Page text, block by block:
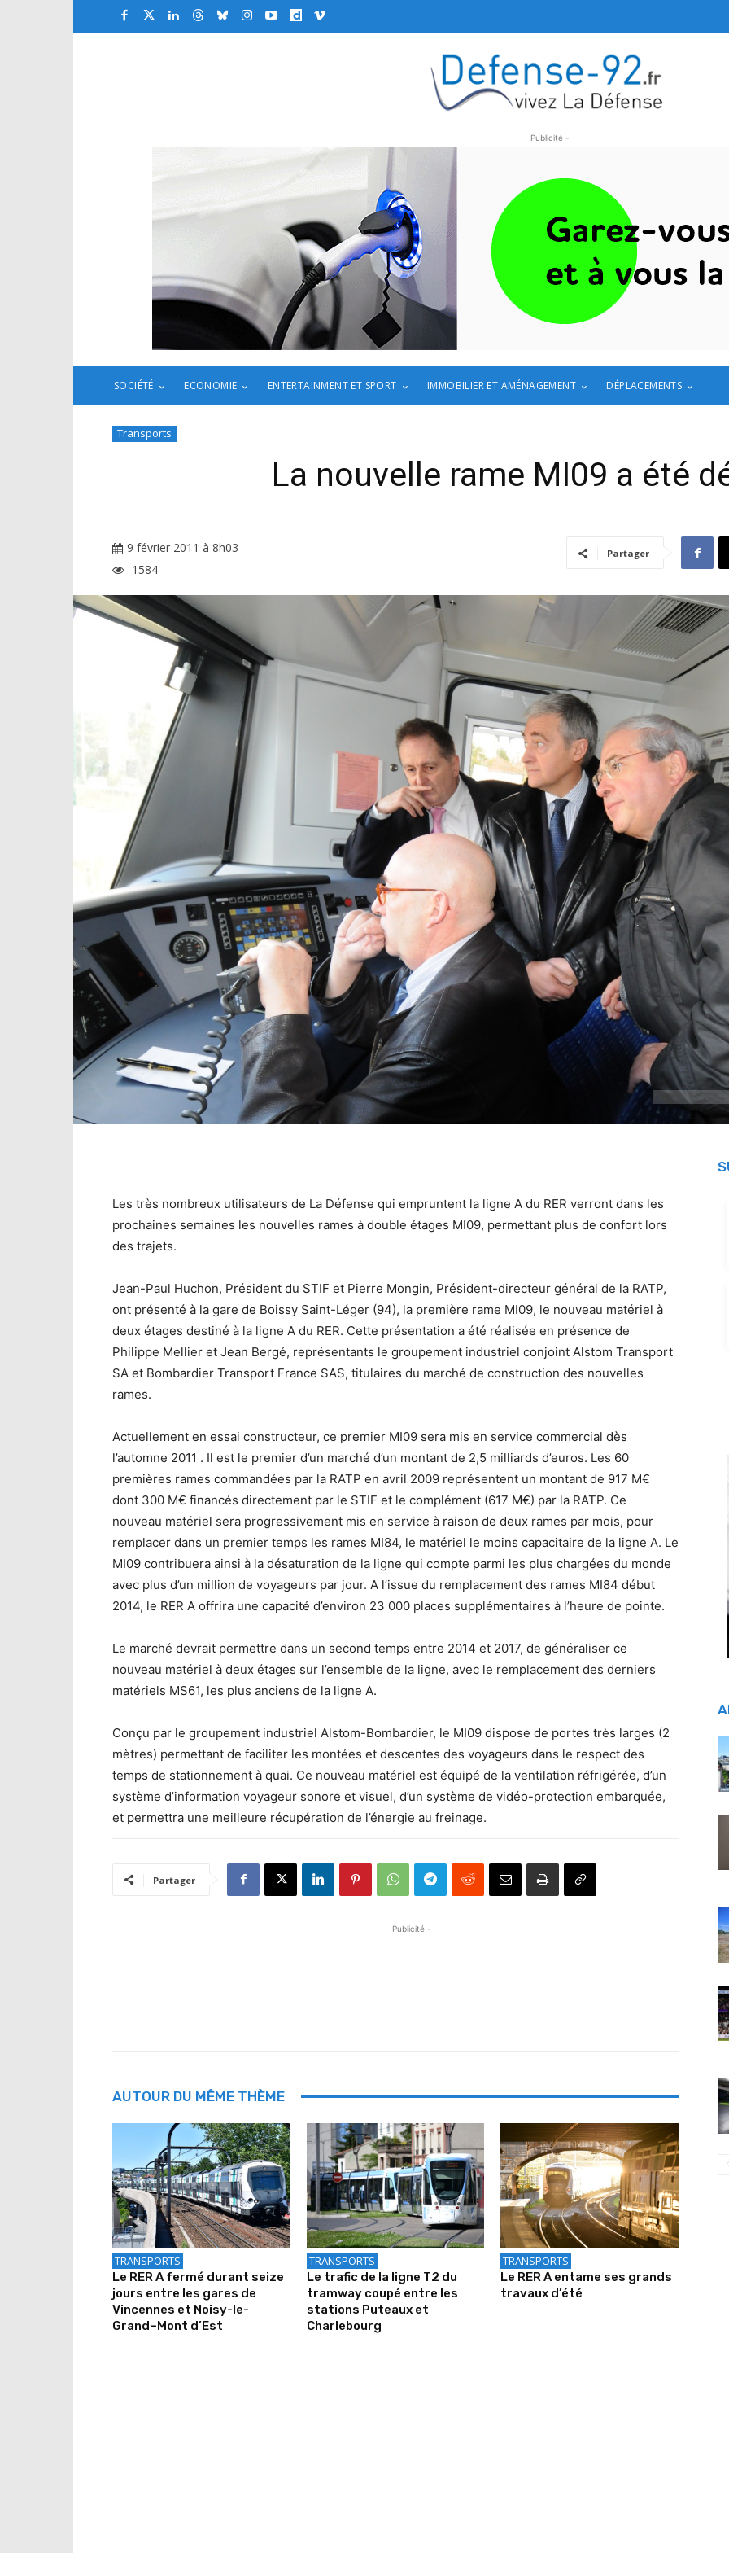
- Publicité -
SOCIÉTÉ ECONOMIE ENTERTAINMENT ET SPORT IMMOBILIER ET AMÉNAGEMENT DÉPLACEMENTS
Transports
La nouvelle rame MI09 a été
9 février 2011 à 8h03
1584
Partager
Les très nombreux utilisateurs de La Défense qui empruntent la ligne A du RER verront dans les
prochaines semaines les nouvelles rames à double étages MI09, permettant plus de confort lors
des trajets.
Jean-Paul Huchon, Président du STIF et Pierre Mongin, Président-directeur général de la RATP,
ont présenté à la gare de Boissy Saint-Léger (94), la première rame MI09, le nouveau matériel à
deux étages destiné à la ligne A du RER. Cette présentation a été réalisée en présence de
Philippe Mellier et Jean Bergé, représentants le groupement industriel conjoint Alstom Transport
SA et Bombardier Transport France SAS, titulaires du marché de construction des nouvelles
rames.
Actuellement en essai constructeur, ce premier MI09 sera mis en service commercial dès
l’automne 2011 . Il est le premier d’un marché d’un montant de 2,5 milliards d’euros. Les 60
premières rames commandées par la RATP en avril 2009 représentent un montant de 917 M€
dont 300 M€ financés directement par le STIF et le complément (617 M€) par la RATP. Ce
nouveau matériel sera progressivement mis en service à raison de deux rames par mois, pour
remplacer dans un premier temps les rames MI84, le matériel le moins capacitaire de la ligne A. Le
MI09 contribuera ainsi à la désaturation de la ligne qui compte parmi les plus chargées du monde
avec plus d’un million de voyageurs par jour. A l’issue du remplacement des rames MI84 début
2014, le RER A offrira une capacité d’environ 23 000 places supplémentaires à l’heure de pointe.
Le marché devrait permettre dans un second temps entre 2014 et 2017, de généraliser ce
nouveau matériel à deux étages sur l’ensemble de la ligne, avec le remplacement des derniers
matériels MS61, les plus anciens de la ligne A.
Conçu par le groupement industriel Alstom-Bombardier, le MI09 dispose de portes très larges (2
mètres) permettant de faciliter les montées et descentes des voyageurs dans le respect des
temps de stationnement à quai. Ce nouveau matériel est équipé de la ventilation réfrigérée, d’un
système d’information voyageur sonore et visuel, d’un système de vidéo-protection embarquée,
et permettra une meilleure récupération de l’énergie au freinage.
Partager
- Publicité -
AUTOUR DU MÊME THÈME
TRANSPORTS
Le RER A fermé durant seize
jours entre les gares de
Vincennes et Noisy-le-
Grand–Mont d’Est
TRANSPORTS
Le trafic de la ligne T2 du
tramway coupé entre les
stations Puteaux et
Charlebourg
TRANSPORTS
Le RER A entame ses grands
travaux d’été